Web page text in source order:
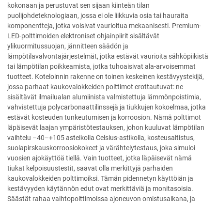
kokonaan ja perustuvat sen sijaan kiinteän tilan
puolijohdeteknologiaan, jossa ei ole liikkuvia osia tai hauraita
komponentteja, jotka voisivat vaurioitua mekaanisesti. Premium-
LED-polttimoiden elektroniset ohjainpiirit sisältävät
ylikuormitussuojan, jännitteen säädön ja
lämpötilavalvontajärjestelmät, jotka estävät vaurioita sähköpiikistä
tai lämpötilan poikkeamista, jotka tuhoaisivat ala-arvoisemmat
tuotteet. Koteloinnin rakenne on toinen keskeinen kestävyystekijä,
jossa parhaat kaukovalokkeiden polttimot erottautuvat: ne
sisältävät ilmailualan alumiinista valmistettuja lämmönpoistimia,
vahvistettuja polycarbonaattilinssejä ja tiukkujen kokoelmaa, jotka
estävät kosteuden tunkeutumisen ja korroosion. Nämä polttimot
läpäisevät laajan ympäristötestauksen, johon kuuluvat lämpötilan
vaihtelu –40–+105 asteikolla Celsius-astikolla, kosteusaltistus,
suolapirskauskorroosiokokeet ja värähtelytestaus, joka simuloi
vuosien ajokäyttöä tiellä. Vain tuotteet, jotka läpäisevät nämä
tiukat kelpoisuustestit, saavat olla merkittyjä parhaiden
kaukovalokkeiden polttimoiksi. Tämän pidennetyn käyttöiän ja
kestävyyden käytännön edut ovat merkittäviä ja monitasoisia.
Säästät rahaa vaihtopolttimoissa ajoneuvon omistusaikana, ja